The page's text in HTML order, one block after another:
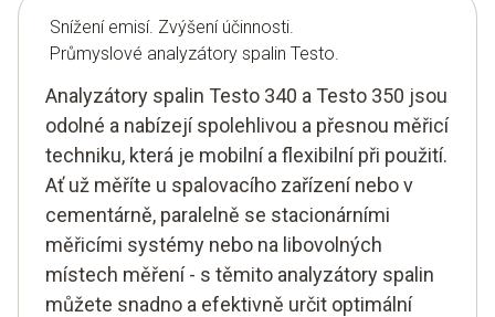
Snížení emisí. Zvýšení účinnosti.
Průmyslové analyzátory spalin Testo.
Analyzátory spalin Testo 340 a Testo 350 jsou
odolné a nabízejí spolehlivou a přesnou měřicí
techniku, která je mobilní a flexibilní při použití.
Ať už měříte u spalovacího zařízení nebo v
cementárně, paralelně se stacionárními
měřicími systémy nebo na libovolných
místech měření - s těmito analyzátory spalin
můžete snadno a efektivně určit optimální